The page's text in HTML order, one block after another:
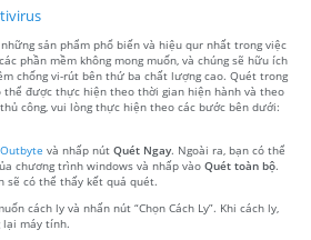
sản phẩm phổ biến và hiệu qur nhất trong việc
phần mềm không mong muốn, và chúng sẽ hữu ích
chống vi-rút bên thứ ba chất lượng cao. Quét trong
được thực hiện theo thời gian hiện hành và theo
công, vui lòng thực hiện theo các bước bên dưới:
Outbyte và nhấp nút Quét Ngay. Ngoài ra, bạn có thể
chương trình windows và nhấp vào Quét toàn bộ.
sẽ có thể thấy kết quả quét.
cách ly và nhấn nút “Chọn Cách Ly”. Khi cách ly,
lại máy tính.